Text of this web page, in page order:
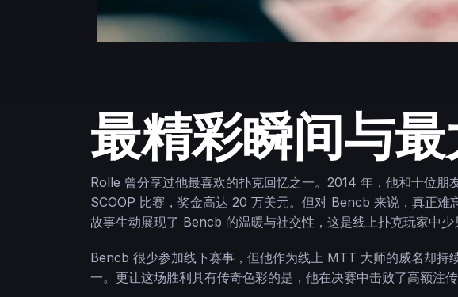
最精彩瞬间与
Rolle 曾分享过他最喜欢的扑克回忆之一。2014 年，他和十位
SCOOP 比赛，奖金高达 20 万美元。但对 Bencb 来说，真正
故事生动展现了 Bencb 的温暖与社交性，这是线上扑克玩家中少
Bencb 很少参加线下赛事，但他作为线上 MTT 大师的威名却持
一。更让这场胜利具有传奇色彩的是，他在决赛中击败了高额注